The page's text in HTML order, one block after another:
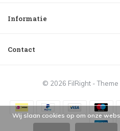
Informatie
Contact
© 2026 FilRight - Theme
Wij slaan cookies op om onze